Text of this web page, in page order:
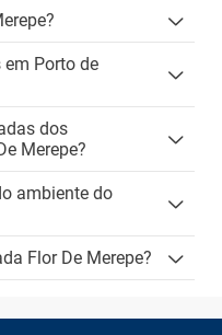
Porto de
dos
Merepe?
ambiente do
Flor De Merepe?